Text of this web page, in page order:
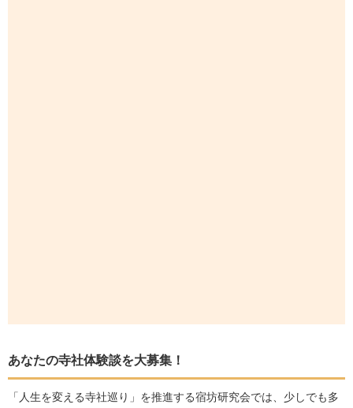
あなたの寺社体験談を大募集！
「人生を変える寺社巡り」を推進する宿坊研究会では、少しでも多